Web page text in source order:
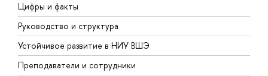
Цифры и факты
Руководство и структура
Устойчивое развитие в НИУ ВШЭ
Преподаватели и сотрудники